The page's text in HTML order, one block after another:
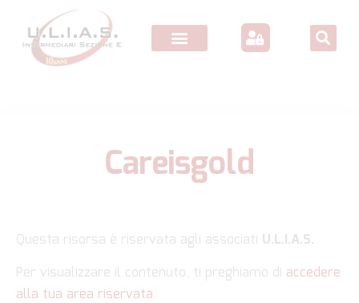
Careisgold
Questa risorsa è riservata agli associati U.L.I.A.S.
Per visualizzare il contenuto, ti preghiamo di accedere
alla tua area riservata.